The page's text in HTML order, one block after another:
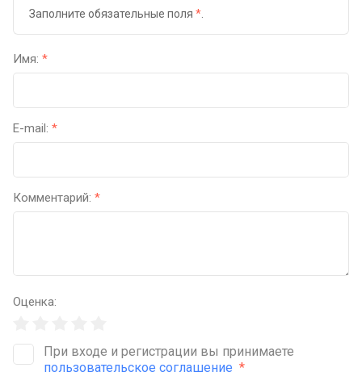
Заполните обязательные поля *
Имя: *
E-mail: *
Комментарий: *
Оценка:
При входе и регистрации вы принимаете
пользовательское соглашение *